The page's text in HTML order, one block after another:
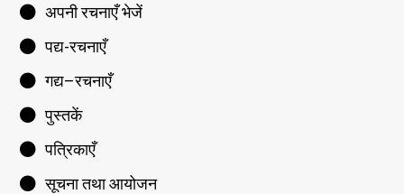
अपनी रचनाएँ भेजें
पद्य-रचनाएँ
गद्य–रचनाएँ
पुस्तकें
पत्रिकाएँ
सूचना तथा आयोजन